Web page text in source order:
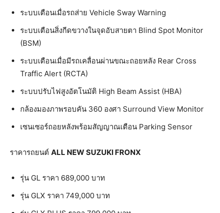
ระบบเตือนเมื่อรถส่าย Vehicle Sway Warning
ระบบเตือนสิ่งกีดขวางในจุดอับสายตา Blind Spot Monitor
(BSM)
ระบบเตือนเมื่อมีรถเคลื่อนผ่านขณะถอยหลัง Rear Cross
Traffic Alert (RCTA)
ระบบปรับไฟสูงอัตโนมัติ High Beam Assist (HBA)
กล้องมองภาพรอบคัน 360 องศา Surround View Monitor
เซนเซอร์ถอยหลังพร้อมสัญญาณเตือน Parking Sensor
ราคารถยนต์ ALL NEW SUZUKI FRONX
รุ่น GL ราคา 689,000 บาท
รุ่น GLX ราคา 749,000 บาท